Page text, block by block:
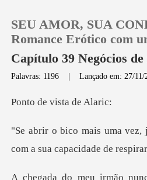
Histórico
SEU AMOR, SUA
Romance Erótico com
Capítulo 39 Negócios
Palavras: 1196 |Lançado em: 27/11/
vista d
com a sua c